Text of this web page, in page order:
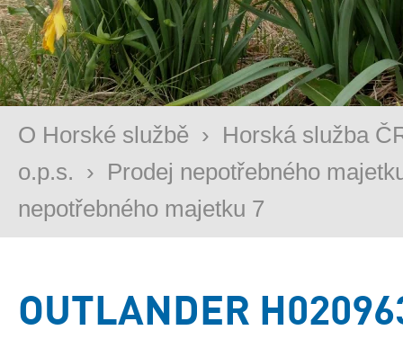
O Horské službě › Horská služba
o.p.s. › Prodej nepotřebného
nepotřebného majetku 7
OUTLANDER